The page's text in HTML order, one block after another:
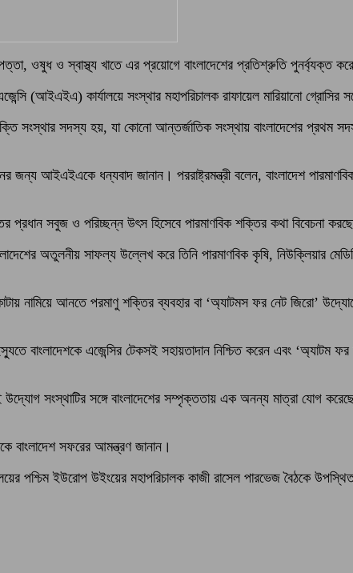
ওষুধ ও স্বাস্থ্য খাতে এর প্রয়োগে বাংলাদেশের প্রতিশ্রুতি পুনর্ব্যক্ত
(আইএইএ) কার্যালয়ে সংস্থার মহাপরিচালক রাফায়েল মারিয়ানো গ্রোসির
সংস্থার সদস্য হয়, যা কোনো আন্তর্জাতিক সংস্থায় বাংলাদেশের প্রথম
জন্য আইএইএকে ধন্যবাদ জানান। পররাষ্ট্রমন্ত্রী বলেন, বাংলাদেশ
প্রধান সবুজ ও পরিচ্ছন্ন উৎস হিসেবে পারমাণবিক শক্তির কথা বিবেচনা
অতুলনীয় সাফল্য উল্লেখ করে তিনি পারমাণবিক কৃষি, নিউক্লিয়ার
নামিয়ে আনতে পরমাণু শক্তির ব্যবহার বা ‘অ্যাটমস ফর নেট জিরো’
বাংলাদেশকে এজেন্সির টেকসই সহায়তাদান নিশ্চিত করেন এবং ‘অ্যাটম
উদ্যোগ সংস্থাটির সঙ্গে বাংলাদেশের সম্পৃক্ততায় এক অনন্য মাত্রা যোগ
বাংলাদেশ সফরের আমন্ত্রণ জানান।
পশ্চিম ইউরোপ উইংয়ের মহাপরিচালক কাজী রাসেল পারভেজ বৈঠকে